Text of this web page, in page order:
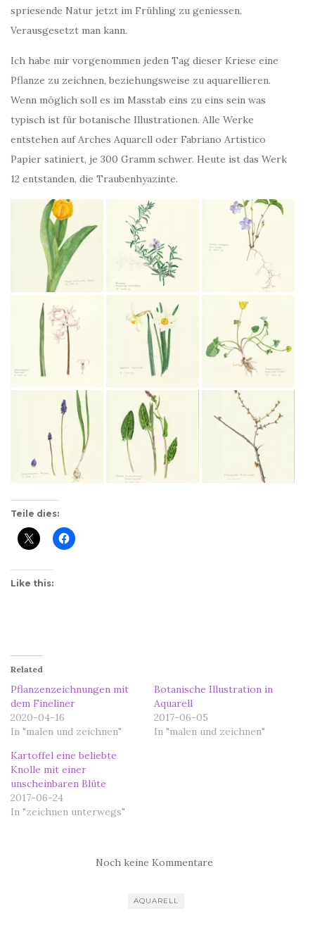
spriesende Natur jetzt im Frühling zu geniessen.
Verausgesetzt man kann.
Ich habe mir vorgenommen jeden Tag dieser Kriese eine
Pflanze zu zeichnen, beziehungsweise zu aquarellieren.
Wenn möglich soll es im Masstab eins zu eins sein was
typisch ist für botanische Illustrationen. Alle Werke
entstehen auf Arches Aquarell oder Fabriano Artistico
Papier satiniert, je 300 Gramm schwer. Heute ist das Werk
12 entstanden, die Traubenhyazinte.
Teile dies:
Like this:
Related
Pflanzenzeichnungen mit
dem Fineliner
2020-04-16
In "malen und zeichnen"
Botanische Illustration in
Aquarell
2017-06-05
In "malen und zeichnen"
Kartoffel eine beliebte
Knolle mit einer
unscheinbaren Blüte
2017-06-24
In "zeichnen unterwegs"
Noch keine Kommentare
AQUARELL